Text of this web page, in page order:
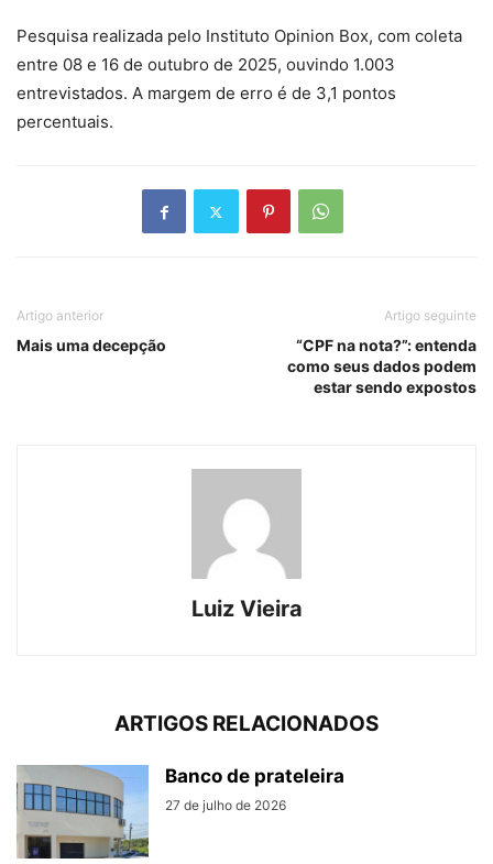
Pesquisa realizada pelo Instituto Opinion Box, com coleta
entre 08 e 16 de outubro de 2025, ouvindo 1.003
entrevistados. A margem de erro é de 3,1 pontos
percentuais.
Artigo anterior
Mais uma decepção
Artigo seguinte
“CPF na nota?”: entenda
como seus dados podem
estar sendo expostos
Luiz Vieira
ARTIGOS RELACIONADOS
Banco de prateleira
27 de julho de 2026